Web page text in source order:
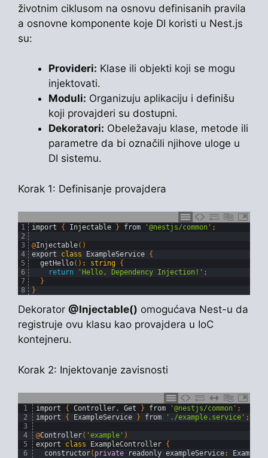
životnim ciklusom na osnovu definisanih pravila
a osnovne komponente koje DI koristi u Nest.js
su:
Provideri: Klase ili objekti koji se mogu
injektovati.
Moduli: Organizuju aplikaciju i definišu
koji provajderi su dostupni.
Dekoratori: Obeležavaju klase, metode ili
parametre da bi označili njihove uloge u
DI sistemu.
Korak 1: Definisanje provajdera
1
2
3
4
5
6
7
8
import { Injectable } from '@nestjs/common' ;
@Injectable( )
export
class ExampleService {
getHello( ) : string {
return
'Hello, Dependency Injection!' ;
}
}
Dekorator @Injectable() omogućava Nest-u da
registruje ovu klasu kao provajdera u IoC
kontejneru.
Korak 2: Injektovanje zavisnosti
1
2
3
4
5
6
import { Controller, Get } from '@nestjs/common' ;
import
{ ExampleService } from './example.service' ;
@Controller( 'example' )
export
class ExampleController {
constructor( private readonly exampleService: